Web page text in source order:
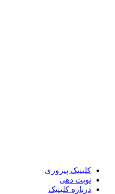
کلینیک پیروزی
نوبت دهی
درباره کلینیک